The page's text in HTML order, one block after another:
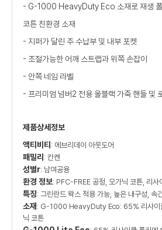
- G-1000 HeavyDuty Eco 소재로 재생 폴
코튼 친환경 소재
- 지퍼가 달린 주 수납부 및 내부 포켓
- 조절가능한 어깨 스트랩과 위쪽 손잡이
- 안쪽 네임 라벨
- 프리미엄 넘버2 전용 올블랙 가죽 핸들 및
제품상세정보
액티비티 : 에브리데이 아웃도어
패밀리 : 칸켄
성별r: 남여공용
환경 정보: PFC-FREE 공정, 오가닉 코튼, 리사
특징: 그린란드 왁스 적용 가능, 높은 내구성, 속
소재 : G-1000 HeavyDuty Eco: 65% 리사이
닉 코튼